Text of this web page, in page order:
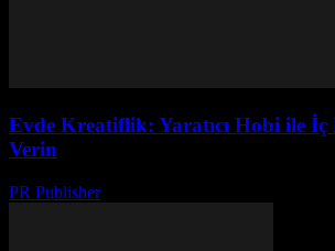
Evde Kreatiflik: Yaratıcı Hobi ile İç
Verin
PR Publisher-